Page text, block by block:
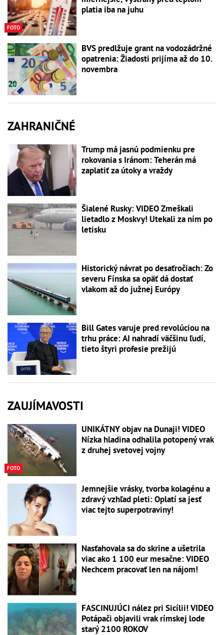
FOTO
platia iba na juhu
BVS predlžuje grant na vodozádržné
opatrenia: Žiadosti prijíma až do 10.
novembra
ZAHRANIČNÉ
Trump má jasnú podmienku pre
rokovania s Iránom: Teherán má
zaplatiť za útoky a vraždy
Šialené Rusky: VIDEO Zmeškali
lietadlo z Moskvy! Utekali za ním po
letisku
Historický návrat po desaťročiach: Zo
severu Fínska sa opäť dá dostať
vlakom až do južnej Európy
Bill Gates varuje pred revolúciou na
trhu práce: AI nahradí väčšinu ľudí,
tieto štyri profesie prežijú
ZAUJÍMAVOSTI
FOTO
UNIKÁTNY objav na Dunaji! VIDEO
Nízka hladina odhalila potopený vrak
z druhej svetovej vojny
Jemnejšie vrásky, tvorba kolagénu a
zdravý vzhľad pleti: Oplatí sa jesť
viac tejto superpotraviny!
Nasťahovala sa do skrine a ušetrila
viac ako 1 100 eur mesačne: VIDEO
Nechcem pracovať len na nájom!
FASCINUJÚCI nález pri Sicílii! VIDEO
Potápači objavili vrak rímskej lode
starý 2100 ROKOV